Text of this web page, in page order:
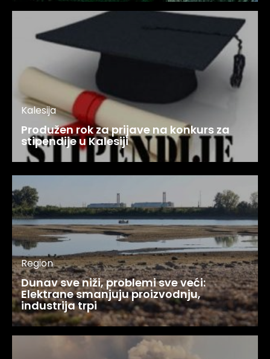
Kalesija
Produžen rok za prijave na konkurs za
stipendije u Kalesiji
Region
Dunav sve niži, problemi sve veći:
Elektrane smanjuju proizvodnju,
industrija trpi